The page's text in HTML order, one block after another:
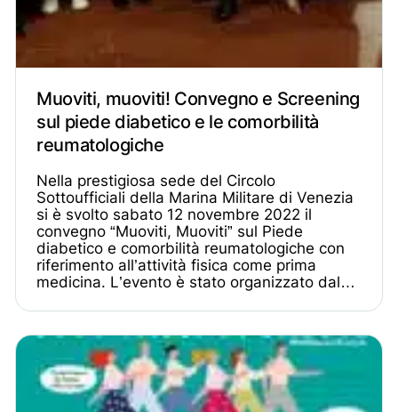
Muoviti, muoviti! Convegno e Screening
sul piede diabetico e le comorbilità
reumatologiche
Nella prestigiosa sede del Circolo
Sottoufficiali della Marina Militare di Venezia
si è svolto sabato 12 novembre 2022 il
convegno “Muoviti, Muoviti” sul Piede
diabetico e comorbilità reumatologiche con
riferimento all’attività fisica come prima
medicina. L’evento è stato organizzato dal…